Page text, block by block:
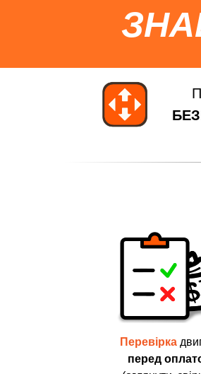
Перевірка
перед